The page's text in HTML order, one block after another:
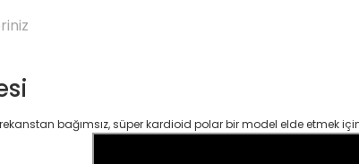
bağımsız, süper kardioid polar bir model elde etmek